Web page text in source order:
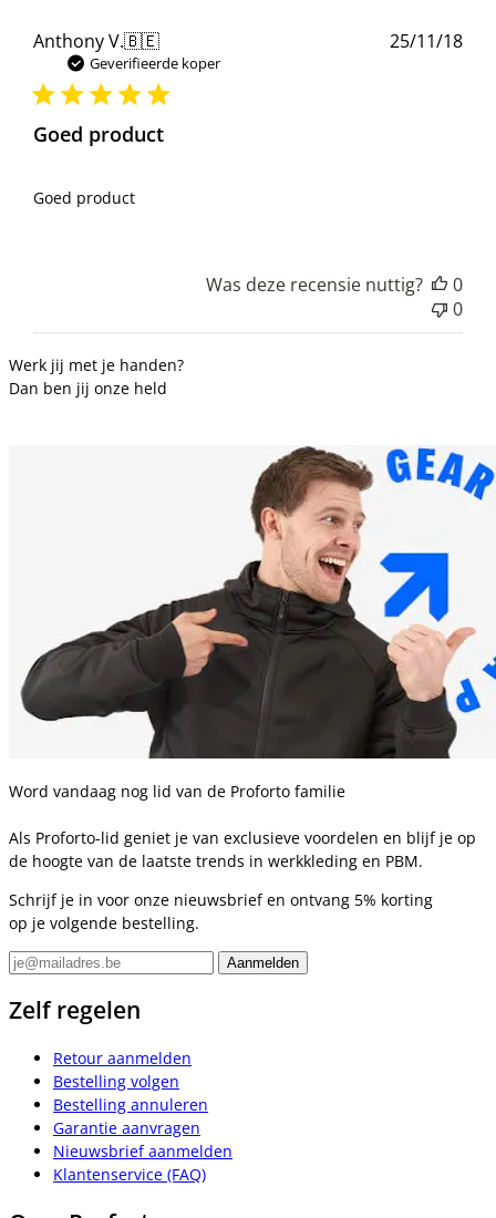
Anthony V.🇧🇪
Geverifieerde koper
Goed product
Goed product
25/11/18
Was deze recensie nuttig?
0
0
Werk jij met je handen?
Dan ben jij onze held
Word vandaag nog lid van de Proforto familie
Als Proforto-lid geniet je van exclusieve voordelen en blijf je op
de hoogte van de laatste trends in werkkleding en PBM.
Schrijf je in voor onze nieuwsbrief en ontvang 5% korting
op je volgende bestelling.
Zelf regelen
Retour aanmelden
Bestelling volgen
Bestelling annuleren
Garantie aanvragen
Nieuwsbrief aanmelden
Klantenservice (FAQ)